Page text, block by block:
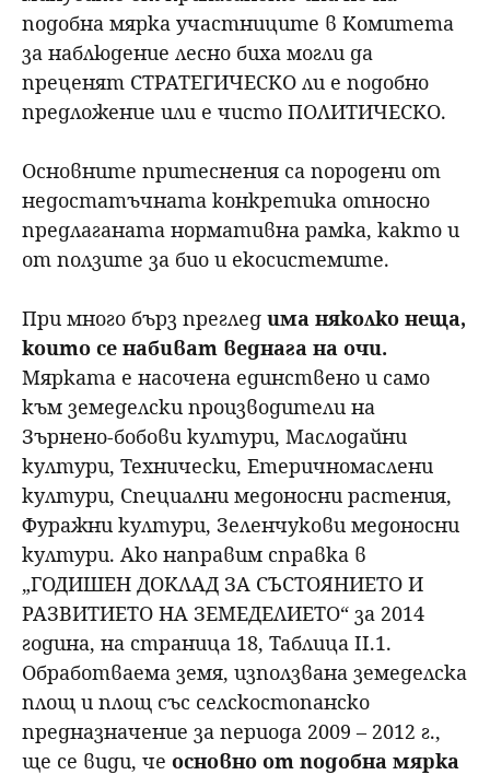
подобна мярка участниците в Комитета
за наблюдение лесно биха могли да
преценят СТРАТЕГИЧЕСКО ли е подобно
предложение или е чисто ПОЛИТИЧЕСКО.
Основните притеснения са породени от
недостатъчната конкретика относно
предлаганата нормативна рамка, както и
от ползите за био и екосистемите.
При много бърз преглед има няколко неща,
които се набиват веднага на очи.
Мярката е насочена единствено и само
към земеделски производители на
Зърнено-бобови култури, Маслодайни
култури, Технически, Етеричномаслени
култури, Специални медоносни растения,
Фуражни култури, Зеленчукови медоносни
култури. Ако направим справка в
„ГОДИШЕН ДОКЛАД ЗА СЪСТОЯНИЕТО И
РАЗВИТИЕТО НА ЗЕМЕДЕЛИЕТО“ за 2014
година, на страница 18, Таблица II.1.
Обработваема земя, използвана земеделска
площ и площ със селскостопанско
предназначение за периода 2009 – 2012 г.,
ще се види, че основно от подобна мярка